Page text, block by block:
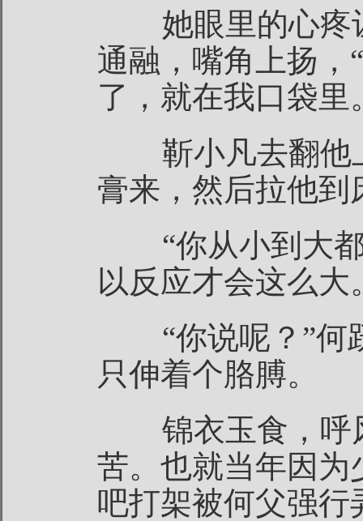
她眼里的心疼
通融，嘴角上扬，
了，就在我口袋里
靳小凡去翻他
膏来，然后拉他到
“你从小到大都
以反应才会这么大
“你说呢？”何
只伸着个胳膊。
锦衣玉食，呼
苦。也就当年因为
吧打架被何父强行